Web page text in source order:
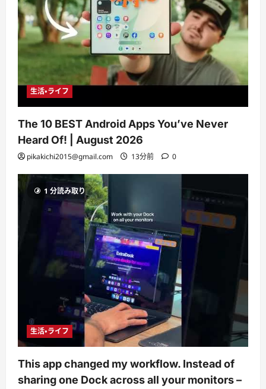
生活・ライフ
The 10 BEST Android Apps You’ve Never
Heard Of! | August 2026
pikakichi2015@gmail.com 13分前 0
1 分読み取り
生活・ライフ
This app changed my workflow. Instead of
sharing one Dock across all your monitors –